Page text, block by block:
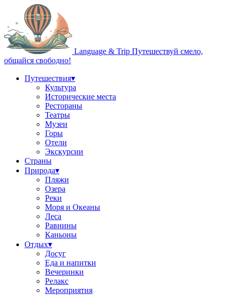
Language & Trip Путешествуй смело,
общайся свободно!
Путешествия▾
Культура
Исторические места
Рестораны
Театры
Музеи
Горы
Отели
Экскурсии
Страны
Природа▾
Пляжи
Озера
Реки
Моря и Океаны
Леса
Равнины
Каньоны
Отдых▾
Досуг
Еда и напитки
Вечеринки
Релакс
Мероприятия